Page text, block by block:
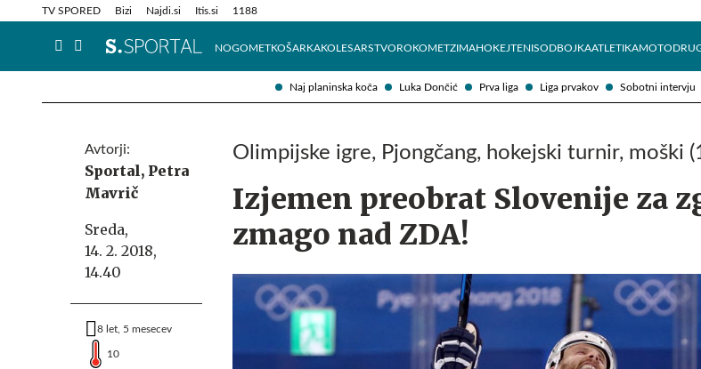
Naj planinska koča Luka Dončić Prva liga Liga prvakov Sobotni intervju
TV SPORED Bizi Najdi.si Itis.si 1188
NOGOMETKOŠARKAKOLESARSTVOROKOMETZIMAHOKEJTENISODBOJKAATLETIKAMOTO
Info in obvestila Tehnik
Avtorji:
Sportal, Petra
Mavrič
Sreda,
14. 2. 2018,
14.40
8 let, 5 mesecev
10
Olimpijske igre, Pjongčang, hokejski turnir, moški
Izjemen preobrat Slovenije za
zmago nad ZDA!